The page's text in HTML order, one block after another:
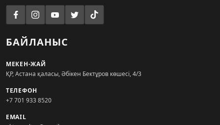
БАЙЛАНЫС
МЕКЕН-ЖАЙ
ҚР, Астана қаласы, Әбікен Бектұров көшесі, 4/3
ТЕЛЕФОН
+7 701 933 8520
EMAIL